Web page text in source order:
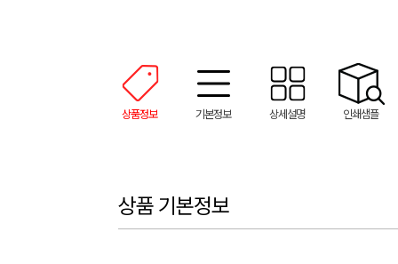
상품정보 기본정보 상세설명 인쇄샘플
상품 기본정보